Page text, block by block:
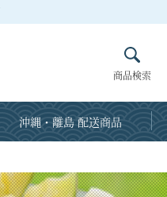
商品検索
沖縄・離島 配送商品